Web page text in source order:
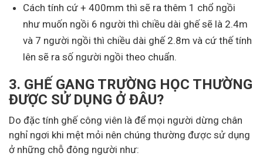
Cách tính cứ + 400mm thì sẽ ra thêm 1 chổ ngồi
như muốn ngồi 6 người thì chiều dài ghế sẽ là 2.4m
và 7 người ngồi thì chiều dài ghế 2.8m và cứ thế tính
lên sẽ ra số người ngồi theo chuẩn.
3. GHẾ GANG TRƯỜNG HỌC THƯỜNG
ĐƯỢC SỬ DỤNG Ở ĐÂU?
Do đặc tính ghế công viên là để mọi người dừng chân
nghỉ ngơi khi mệt mỏi nên chúng thường được sử dụng
ở những chỗ đông người như: